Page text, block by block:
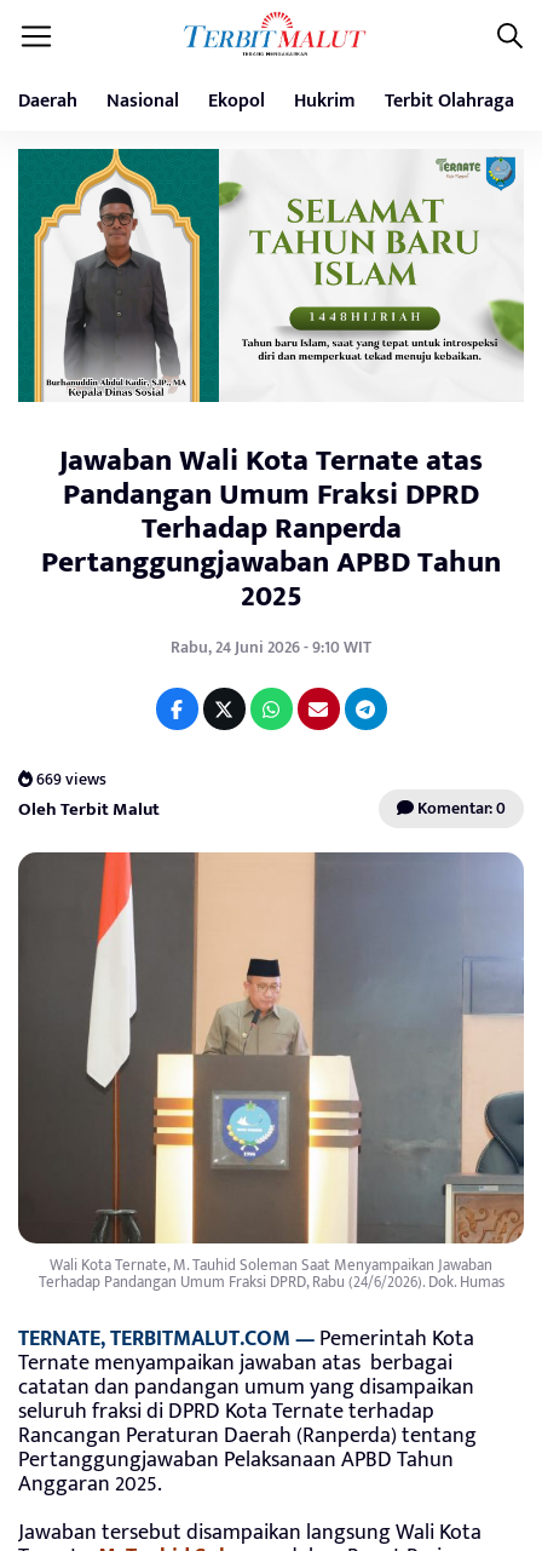
Daerah Nasional Ekopol Hukrim Terbit Olahraga
Jawaban Wali Kota Ternate atas
Pandangan Umum Fraksi DPRD
Terhadap Ranperda
Pertanggungjawaban APBD Tahun
2025
Rabu, 24 Juni 2026 - 9:10 WIT
669 views
Oleh Terbit Malut Komentar: 0
Wali Kota Ternate, M. Tauhid Soleman Saat Menyampaikan Jawaban
Terhadap Pandangan Umum Fraksi DPRD, Rabu (24/6/2026). Dok. Humas
TERNATE,TERBITMALUT.COM—Pemerintah Kota
Ternate menyampaikan jawaban atas berbagai
catatan dan pandangan umum yang disampaikan
seluruh fraksi di DPRD Kota Ternate terhadap
Rancangan Peraturan Daerah (Ranperda) tentang
Pertanggungjawaban Pelaksanaan APBD Tahun
Anggaran 2025.
Jawaban tersebut disampaikan langsung Wali Kota